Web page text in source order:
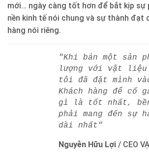
mới… ngày càng tốt hơn để bắt kịp sự
nền kinh tế nói chung và sự thành đạt
hàng nói riêng.
"Khi bán một sản
lượng với vật
tôi đã đặt mình
Khách hàng để cố
gì là tốt nhất,
phải mang đến sự
dài nhất"
Nguyễn Hữu Lợi / CEO